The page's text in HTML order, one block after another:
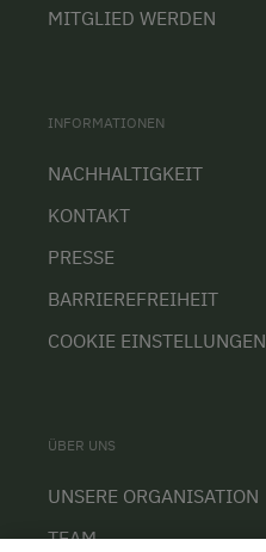
MITGLIED WERDEN
INFORMATIONEN
NACHHALTIGKEIT
KONTAKT
PRESSE
BARRIEREFREIHEIT
COOKIE EINSTELLUNGEN
ÜBER UNS
UNSERE ORGANISATION
TEAM